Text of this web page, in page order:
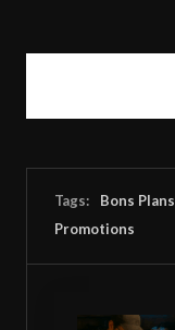
Tags: Bons Plans
Promotions